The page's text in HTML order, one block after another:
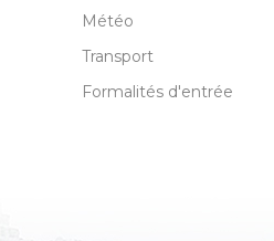
Météo
Transport
Formalités d'entrée